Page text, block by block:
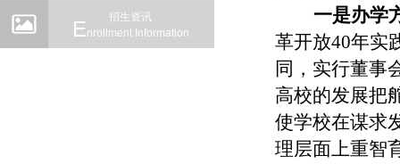
招生资讯
ENrollment Information
一是办学
革开放40年实
同，实行董事
高校的发展把
使学校在谋求
理层面上重智